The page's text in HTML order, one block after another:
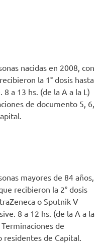
nacidas en 2008, con
la 1° dosis hasta
a 13 hs. (de la A a la L)
de documento 5, 6,
mayores de 84 años,
recibieron la 2° dosis
o Sputnik V
8 a 12 hs. (de la A a la
de
residentes de Capital.